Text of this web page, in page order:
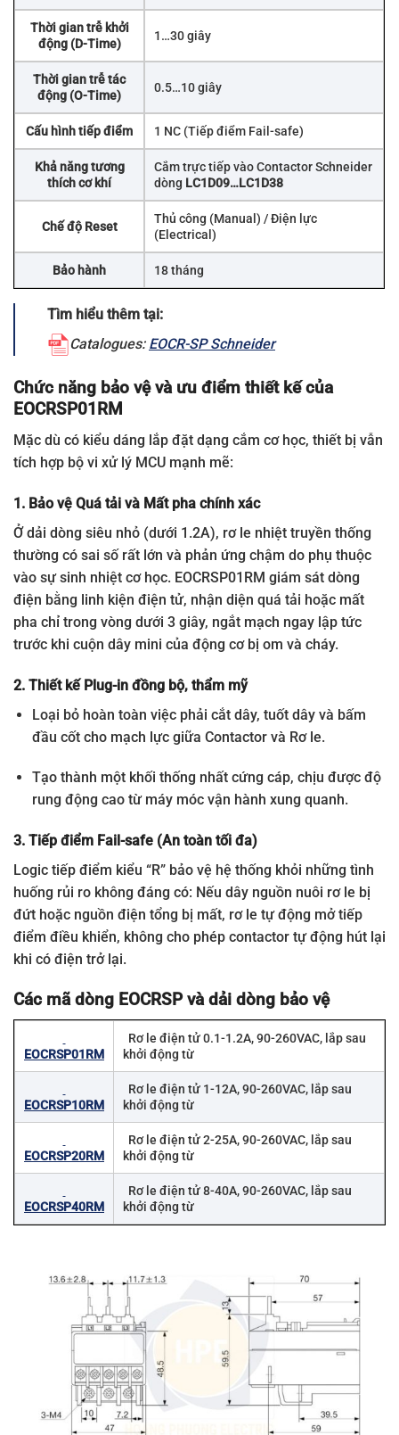
Thời gian trễ khởi
động (D-Time)
1…30 giây
Thời gian trễ tác
động (O-Time)
0.5…10 giây
Cấu hình tiếp điểm 1 NC (Tiếp điểm Fail-safe)
Khả năng tương
thích cơ khí
Cắm trực tiếp vào Contactor Schneider
dòng LC1D09…LC1D38
Chế độ Reset
Thủ công (Manual) / Điện lực
(Electrical)
Bảo hành 18 tháng
Tìm hiểu thêm tại:
Catalogues: EOCR-SP Schneider
Chức năng bảo vệ và ưu điểm thiết kế của
EOCRSP01RM
Mặc dù có kiểu dáng lắp đặt dạng cắm cơ học, thiết bị vẫn
tích hợp bộ vi xử lý MCU mạnh mẽ:
1. Bảo vệ Quá tải và Mất pha chính xác
Ở dải dòng siêu nhỏ (dưới 1.2A), rơ le nhiệt truyền thống
thường có sai số rất lớn và phản ứng chậm do phụ thuộc
vào sự sinh nhiệt cơ học. EOCRSP01RM giám sát dòng
điện bằng linh kiện điện tử, nhận diện quá tải hoặc mất
pha chỉ trong vòng dưới 3 giây, ngắt mạch ngay lập tức
trước khi cuộn dây mini của động cơ bị om và cháy.
2. Thiết kế Plug-in đồng bộ, thẩm mỹ
Loại bỏ hoàn toàn việc phải cắt dây, tuốt dây và bấm
đầu cốt cho mạch lực giữa Contactor và Rơ le.
Tạo thành một khối thống nhất cứng cáp, chịu được độ
rung động cao từ máy móc vận hành xung quanh.
3. Tiếp điểm Fail-safe (An toàn tối đa)
Logic tiếp điểm kiểu “R” bảo vệ hệ thống khỏi những tình
huống rủi ro không đáng có: Nếu dây nguồn nuôi rơ le bị
đứt hoặc nguồn điện tổng bị mất, rơ le tự động mở tiếp
điểm điều khiển, không cho phép contactor tự động hút lại
khi có điện trở lại.
Các mã dòng EOCRSP và dải dòng bảo vệ
EOCRSP01RM
Rơ le điện tử 0.1-1.2A, 90-260VAC, lắp sau
khởi động từ
EOCRSP10RM
Rơ le điện tử 1-12A, 90-260VAC, lắp sau
khởi động từ
EOCRSP20RM
Rơ le điện tử 2-25A, 90-260VAC, lắp sau
khởi động từ
EOCRSP40RM
Rơ le điện tử 8-40A, 90-260VAC, lắp sau
khởi động từ